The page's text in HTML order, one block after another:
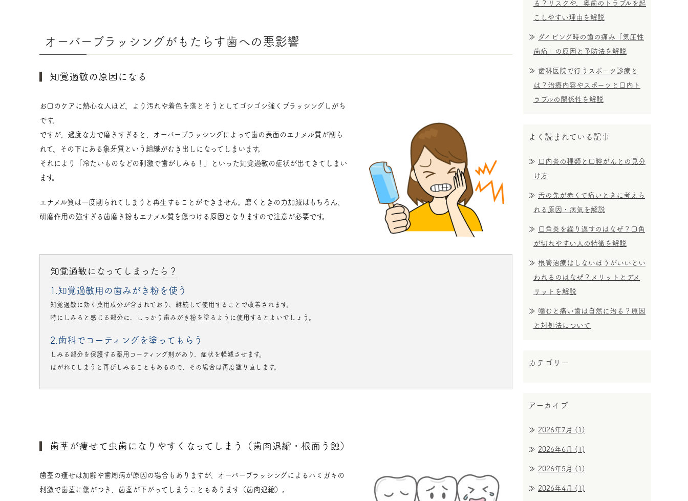
オーバーブラッシングがもたらす歯への悪影響
知覚過敏の原因になる
お口のケアに熱心な人ほど、より汚れや着色を落とそうとしてゴシゴシ強くブラッシングしがち
です。
ですが、過度な力で磨きすぎると、オーバーブラッシングによって歯の表面のエナメル質が削ら
れて、その下にある象牙質という組織がむき出しになってしまいます。
それにより「冷たいものなどの刺激で歯がしみる！」といった知覚過敏の症状が出てきてしまい
ます。
エナメル質は一度削られてしまうと再生することができません。磨くときの力加減はもちろん、
研磨作用の強すぎる歯磨き粉もエナメル質を傷つける原因となりますので注意が必要です。
知覚過敏になってしまったら？
1.知覚過敏用の歯みがき粉を使う
知覚過敏に効く薬用成分が含まれており、継続して使用することで改善されます。
特にしみると感じる部分に、しっかり歯みがき粉を塗るように使用するとよいでしょう。
2.歯科でコーティングを塗ってもらう
しみる部分を保護する薬用コーティング剤があり、症状を軽減させます。
はがれてしまうと再びしみることもあるので、その場合は再度塗り直します。
歯茎が痩せて虫歯になりやすくなってしまう（歯肉退縮・根面う蝕）
歯茎の痩せは加齢や歯周病が原因の場合もありますが、オーバーブラッシングによるハミガキの
刺激で歯茎に傷がつき、歯茎が下がってしまうこともあります（歯肉退縮）。
る？リスクや、奥歯のトラブルを起
こしやすい理由を解説
ダイビング時の歯の痛み「気圧性
歯痛」の原因と予防法を解説
歯科医院で行うスポーツ診療と
は？治療内容やスポーツと口内ト
ラブルの関係性を解説
よく読まれている記事
口内炎の種類と口腔がんとの見分
け方
舌の先が赤くて痛いときに考えら
れる原因・病気を解説
口角炎を繰り返すのはなぜ？口角
が切れやすい人の特徴を解説
根管治療はしないほうがいいとい
われるのはなぜ？メリットとデメ
リットを解説
噛むと痛い歯は自然に治る？原因
と対処法について
カテゴリー
アーカイブ
2026年7月 (1)
2026年6月 (1)
2026年5月 (1)
2026年4月 (1)